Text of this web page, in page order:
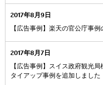
2017年8月9日
【広告事例】楽天の官公庁事
2017年8月7日
【広告事例】スイス政府観光
タイアップ事例を追加しました